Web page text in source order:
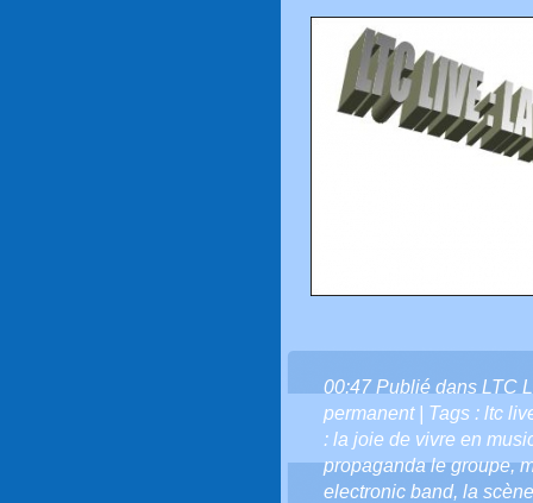
00:47 Publié dans LTC
permanent| Tags : ltc
: la joie de vivre en
propaganda le groupe,
electronic band, la